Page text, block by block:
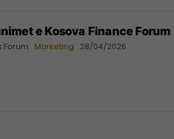
e Kosova Finance
Forum Marketing 28/04/2026